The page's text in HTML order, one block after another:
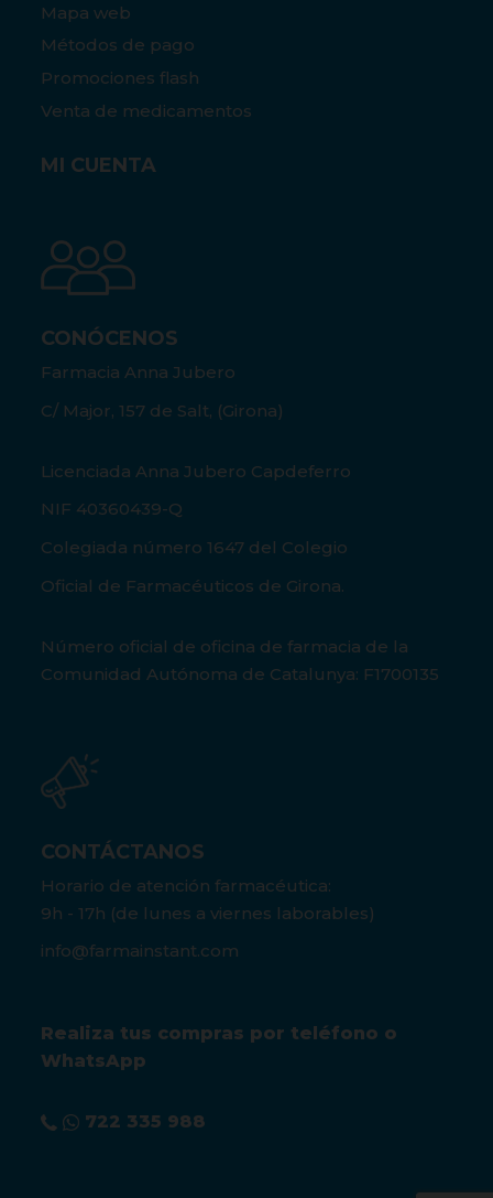
Mapa web
Métodos de pago
Promociones flash
Venta de medicamentos
MI CUENTA
CONÓCENOS
Farmacia Anna Jubero
C/ Major, 157 de Salt, (Girona)
Licenciada Anna Jubero Capdeferro
NIF 40360439-Q
Colegiada número 1647 del Colegio
Oficial de Farmacéuticos de Girona.
Número oficial de oficina de farmacia de la
Comunidad Autónoma de Catalunya: F1700135
CONTÁCTANOS
Horario de atención farmacéutica:
9h - 17h (de lunes a viernes laborables)
info@farmainstant.com
Realiza tus compras por teléfono o
WhatsApp
722 335 988